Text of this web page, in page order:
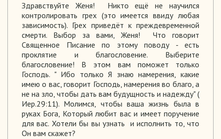
Здравствуйте Женя! Никто ещё не научился
контролировать грех (это имеется ввиду любая
зависимость). Грех приведёт к преждевременной
смерти. Выбор за вами, Женя! Что говорит
Священное Писание по этому поводу - есть
проклятие и благословение. Выберите
благословение! В этом вам поможет только
Господь. " Ибо только Я знаю намерения, какие
имею о вас, говорит Господь, намерения во благо, а
не на зло, чтобы дать вам будущность и надежду" (
Иер.29:11). Молимся, чтобы ваша жизнь была в
руках Бога, Который любит вас и имеет поручение
для вас. Хотели бы вы узнать и исполнить то, что
Он вам скажет?